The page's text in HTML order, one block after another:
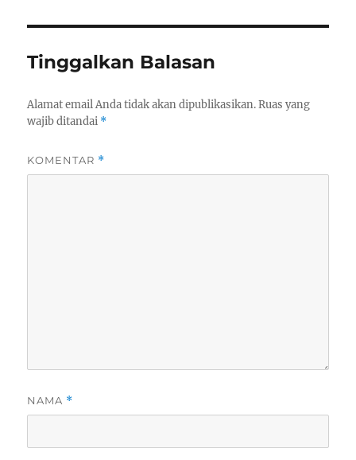
Tinggalkan Balasan
Alamat email Anda tidak akan dipublikasikan. Ruas yang
wajib ditandai *
KOMENTAR *
NAMA *